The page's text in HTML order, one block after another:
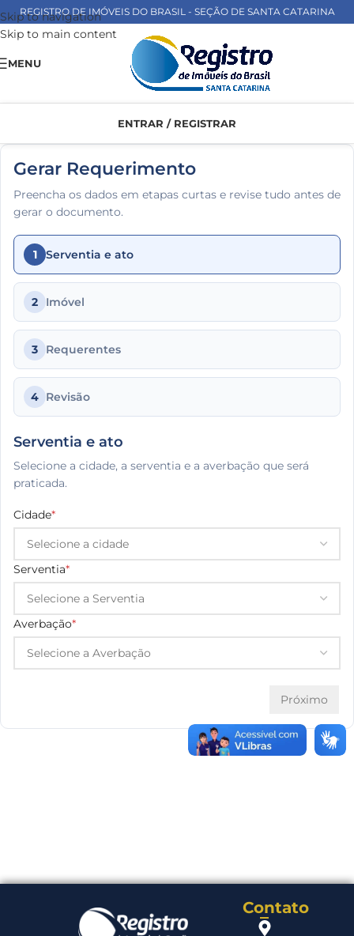
Skip to navigation
Skip to main content
REGISTRO DE IMÓVEIS DO BRASIL - SEÇÃO DE SANTA CATARINA
MENU
ENTRAR / REGISTRAR
Gerar Requerimento
Preencha os dados em etapas curtas e revise tudo antes de
gerar o documento.
1 Serventia e ato
2 Imóvel
3 Requerentes
4 Revisão
Serventia e ato
Selecione a cidade, a serventia e a averbação que será
praticada.
Cidade*
Serventia*
Averbação*
Próximo
Contato